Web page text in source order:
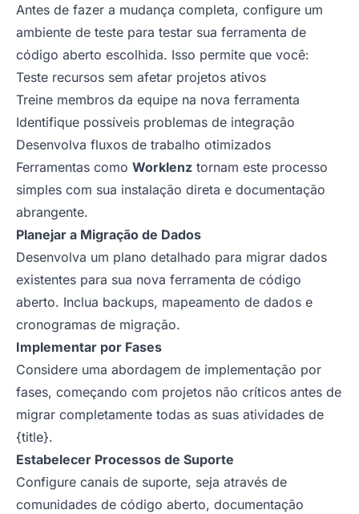
Antes de fazer a mudança completa, configure um
ambiente de teste para testar sua ferramenta de
código aberto escolhida. Isso permite que você:
Teste recursos sem afetar projetos ativos
Treine membros da equipe na nova ferramenta
Identifique possíveis problemas de integração
Desenvolva fluxos de trabalho otimizados
Ferramentas como Worklenz tornam este processo
simples com sua instalação direta e documentação
abrangente.
Planejar a Migração de Dados
Desenvolva um plano detalhado para migrar dados
existentes para sua nova ferramenta de código
aberto. Inclua backups, mapeamento de dados e
cronogramas de migração.
Implementar por Fases
Considere uma abordagem de implementação por
fases, começando com projetos não críticos antes de
migrar completamente todas as suas atividades de
{title}.
Estabelecer Processos de Suporte
Configure canais de suporte, seja através de
comunidades de código aberto, documentação